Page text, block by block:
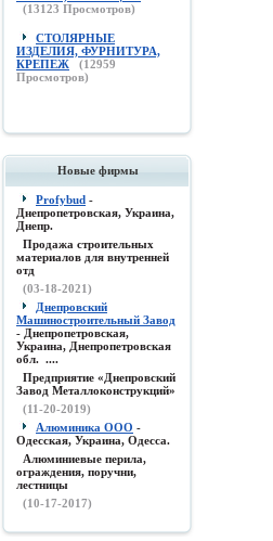
(13123 Просмотров)
СТОЛЯРНЫЕ
ИЗДЕЛИЯ, ФУРНИТУРА,
КРЕПЕЖ
(12959
Просмотров)
Новые фирмы
Profybud -
Днепропетровская, Украина,
Днепр.
Продажа строительных
материалов для внутренней
отд
(03-18-2021)
Днепровский
Машиностроительный Завод
- Днепропетровская,
Украина, Днепропетровская
обл. ....
Предприятие «Днепровский
Завод Металлоконструкций»
(11-20-2019)
Алюминика ООО -
Одесская, Украина, Одесса.
Алюминиевые перила,
ограждения, поручни,
лестницы
(10-17-2017)